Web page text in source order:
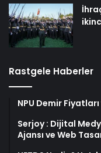
Rastgele Haberler
NPU Demir
Serjoy : Dijital
Ajansı ve Web